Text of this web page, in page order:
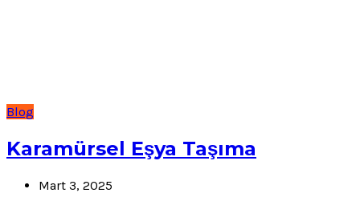
Blog
Karamürsel Eşya Taşıma
Mart 3, 2025